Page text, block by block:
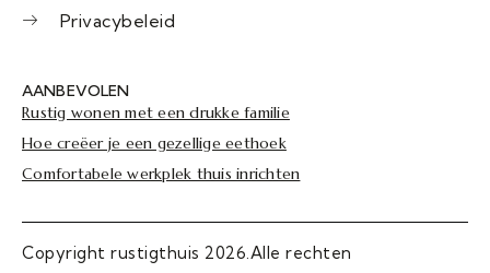
Privacybeleid
AANBEVOLEN
Rustig wonen met een drukke familie
Hoe creëer je een gezellige eethoek
Comfortabele werkplek thuis inrichten
Copyright rustigthuis 2026.Alle rechten